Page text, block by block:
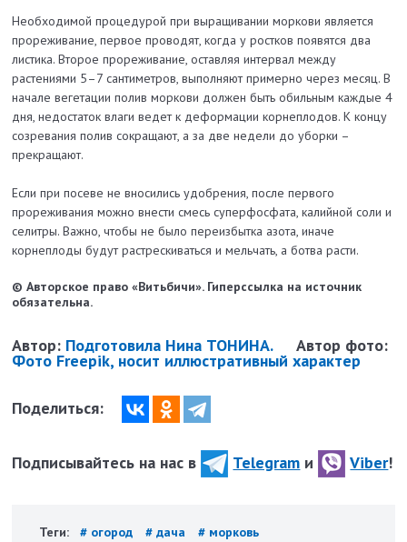
Необходимой процедурой при выращивании моркови является
прореживание, первое проводят, когда у ростков появятся два
листика. Второе прореживание, оставляя интервал между
растениями 5–7 сантиметров, выполняют примерно через месяц. В
начале вегетации полив моркови должен быть обильным каждые 4
дня, недостаток влаги ведет к деформации корнеплодов. К концу
созревания полив сокращают, а за две недели до уборки –
прекращают.
Если при посеве не вносились удобрения, после первого
прореживания можно внести смесь суперфосфата, калийной соли и
селитры. Важно, чтобы не было переизбытка азота, иначе
корнеплоды будут растрескиваться и мельчать, а ботва расти.
© Авторское право «Витьбичи». Гиперссылка на источник
обязательна.
Автор: Подготовила Нина ТОНИНА. Автор фото:
Фото Freepik, носит иллюстративный характер
Поделиться:
Подписывайтесь на нас в Telegram и Viber!
Теги: # огород # дача # морковь